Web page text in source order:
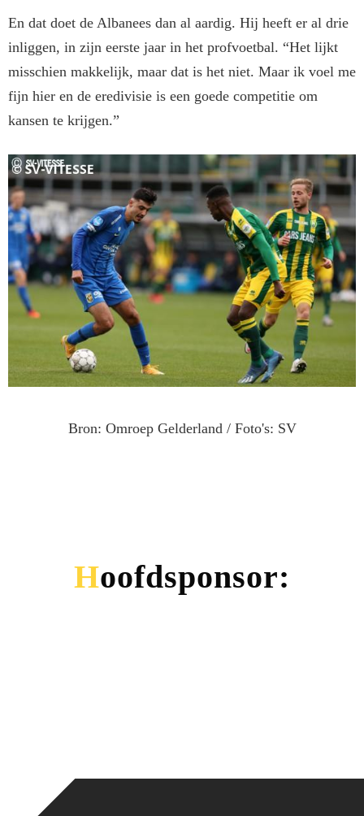
En dat doet de Albanees dan al aardig. Hij heeft er al drie
inliggen, in zijn eerste jaar in het profvoetbal. “Het lijkt
misschien makkelijk, maar dat is het niet. Maar ik voel me
fijn hier en de eredivisie is een goede competitie om
kansen te krijgen.”
Bron: Omroep Gelderland / Foto's: SV
Hoofdsponsor: